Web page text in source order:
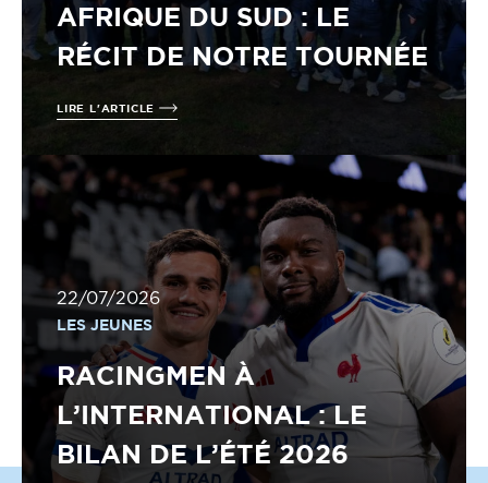
AFRIQUE DU SUD : LE
RÉCIT DE NOTRE TOURNÉE
LIRE L'ARTICLE
22/07/2026
LES JEUNES
RACINGMEN À
L’INTERNATIONAL : LE
BILAN DE L’ÉTÉ 2026